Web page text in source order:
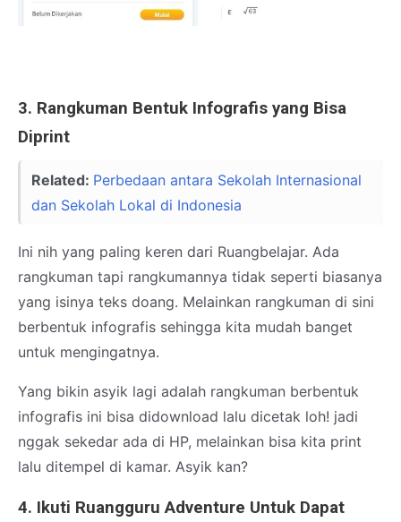
3. Rangkuman Bentuk Infografis yang Bisa
Diprint
Related: Perbedaan antara Sekolah Internasional
dan Sekolah Lokal di Indonesia
Ini nih yang paling keren dari Ruangbelajar. Ada
rangkuman tapi rangkumannya tidak seperti biasanya
yang isinya teks doang. Melainkan rangkuman di sini
berbentuk infografis sehingga kita mudah banget
untuk mengingatnya.
Yang bikin asyik lagi adalah rangkuman berbentuk
infografis ini bisa didownload lalu dicetak loh! jadi
nggak sekedar ada di HP, melainkan bisa kita print
lalu ditempel di kamar. Asyik kan?
4. Ikuti Ruangguru Adventure Untuk Dapat